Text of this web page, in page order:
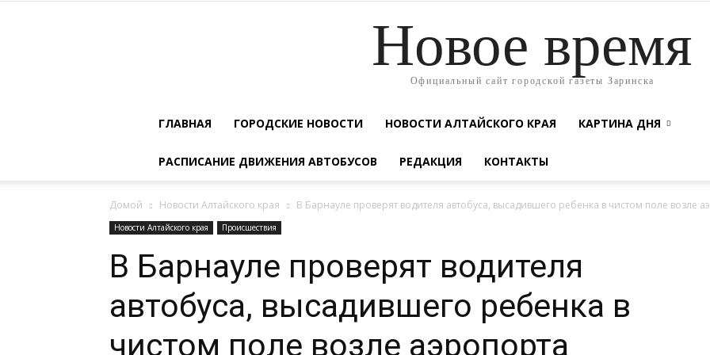
Новое время
Официальный сайт городской газеты Заринска
ГЛАВНАЯ ГОРОДСКИЕ НОВОСТИ НОВОСТИ АЛТАЙСКОГО КРАЯ КАРТИНА ДНЯ
РАСПИСАНИЕ ДВИЖЕНИЯ АВТОБУСОВ РЕДАКЦИЯ КОНТАКТЫ
Домой Новости Алтайского края В Барнауле проверят водителя автобуса, высадившего ребенка в чистом поле возле
Новости Алтайского края Происшествия
В Барнауле проверят водителя
автобуса, высадившего ребенка в
чистом поле возле аэропорта